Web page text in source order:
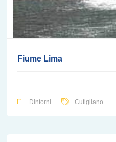
Fiume Lima
Dintorni Cutigliano